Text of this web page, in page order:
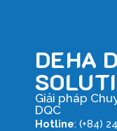
DEHA
Giải pháp
DQC
Hotline: (+84)